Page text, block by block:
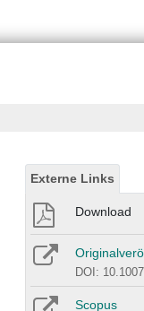
Externe Links
Download
DOI:
Scopus